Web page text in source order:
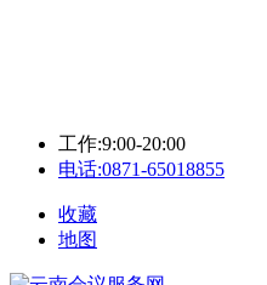
工作:9:00-20:00
电话:0871-65018855
收藏
地图